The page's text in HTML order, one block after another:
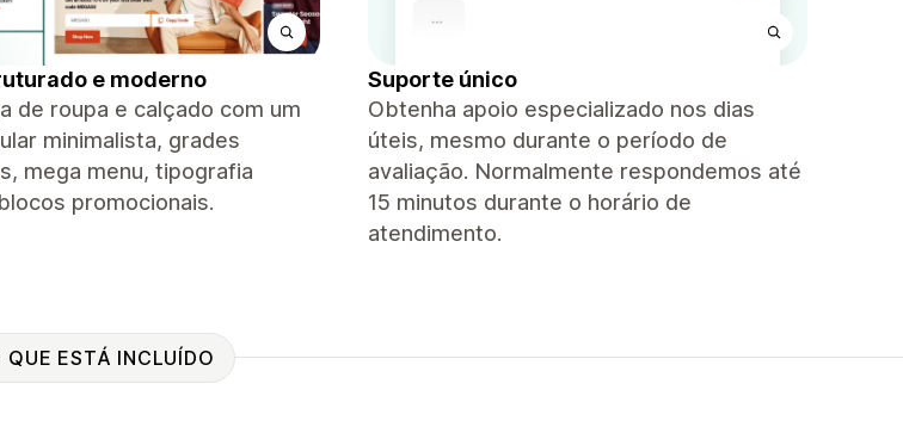
e moderno
de roupa e calçado com um
minimalista, grades
mega menu, tipografia
promocionais.
Suporte único
Obtenha apoio especializado nos dias
úteis, mesmo durante o período de
avaliação. Normalmente respondemos até
15 minutos durante o horário de
atendimento.
QUE ESTÁ INCLUÍDO